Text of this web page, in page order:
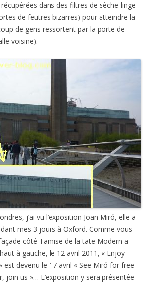
dans des filtres de sèche-linge
de feutres bizarres) pour atteindre la
de gens ressortent par la porte de
voisine).
j’ai vu l’exposition Joan Miró, elle a
mes 3 jours à Oxford. Comme vous
côté Tamise de la tate Modern a
à gauche, le 12 avril 2011, « Enjoy
est devenu le 17 avril « See Miró for free
join us »… L’exposition y sera présentée